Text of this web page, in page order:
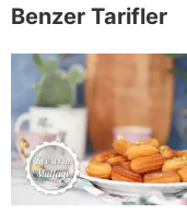
Benzer Tarifler